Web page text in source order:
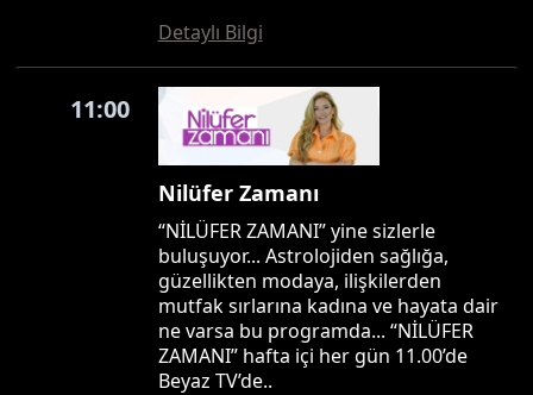
Detaylı Bilgi
11:00
Nilüfer Zamanı
“NİLÜFER ZAMANI” yine sizlerle
buluşuyor... Astrolojiden sağlığa,
güzellikten modaya, ilişkilerden
mutfak sırlarına kadına ve hayata dair
ne varsa bu programda... “NİLÜFER
ZAMANI” hafta içi her gün 11.00’de
Beyaz TV’de..